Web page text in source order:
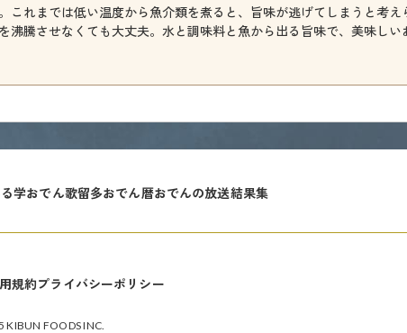
れまでは低い温度から魚介類を煮ると、旨味が逃げてしまうと考え
騰させなくても大丈夫。水と調味料と魚から出る旨味で、美味しい
学おでん歌留多おでん暦おでんの放送結果集
規約プライバシーポリシー
FOODS INC.